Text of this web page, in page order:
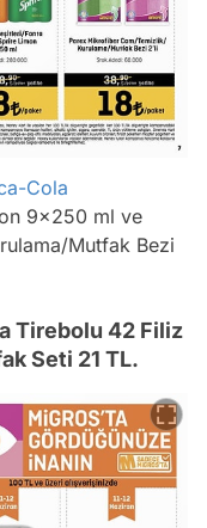
Cola
9x250 ml ve
Mutfak Bezi
Tirebolu 42 Filiz
Seti 21 TL.